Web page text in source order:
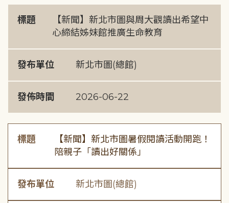
標題
【新聞】新北市圖與周大觀讀出希望中
心締結姊妹館推廣生命教育
發布單位 新北市圖(總館)
發佈時間 2026-06-22
標題
【新聞】新北市圖暑假閱讀活動開跑！
陪親子「讀出好關係」
發布單位 新北市圖(總館)